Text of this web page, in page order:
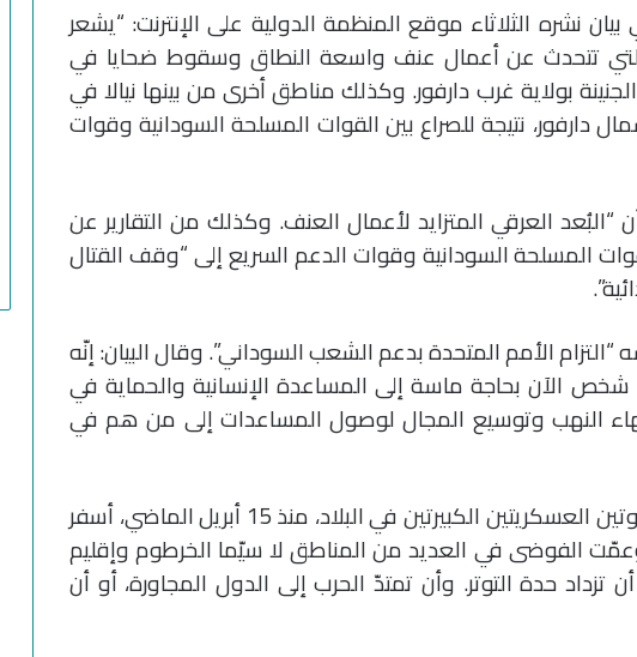
نشره الثلاثاء موقع المنظمة الدولية على الإنترنت: “يشعر
التي تتحدث عن أعمال عنف واسعة النطاق وسقوط ضحايا في
بولاية غرب دارفور. وكذلك مناطق أخرى من بينها نيالا في
دارفور، نتيجة للصراع بين القوات المسلحة السودانية وقوات
“البُعد العرقي المتزايد لأعمال العنف. وكذلك من التقارير عن
المسلحة السودانية وقوات الدعم السريع إلى “وقف القتال
الأمم المتحدة بدعم الشعب السوداني”. وقال البيان: إنّه
يقرب من 9 ملايين شخص الآن بحاجة ماسة إلى المساعدة الإنسانية والحماية في
النهب وتوسيع المجال لوصول المساعدات إلى من هم في
يُذكر أنّ الصراع الذي اندلع بين القوتين العسكريتين الكبيرتين في البلاد، منذ 15 أبريل الماضي، أسفر
الفوضى في العديد من المناطق لا سيّما الخرطوم وإقليم
حدة التوتر. وأن تمتدّ الحرب إلى الدول المجاورة، أو أن